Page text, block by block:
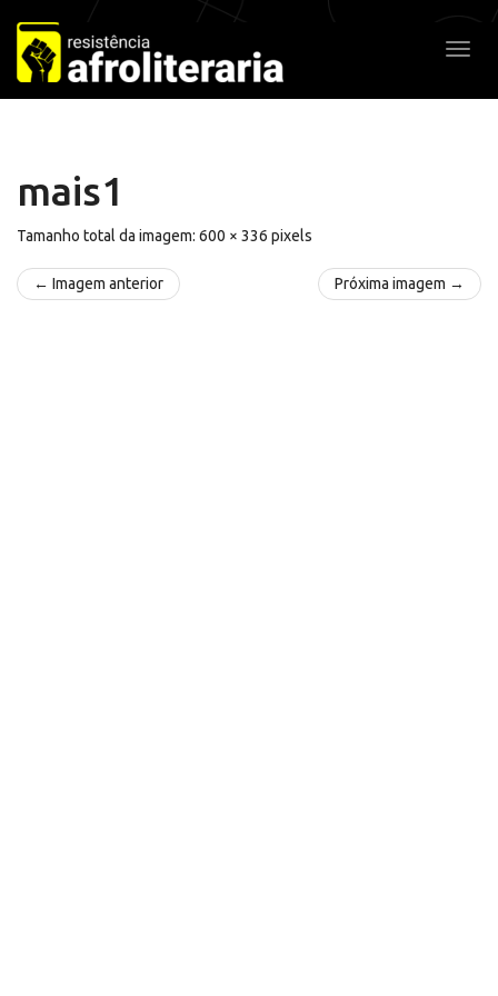
Pular
para
o
conteúdo
mais1
Tamanho total da imagem: 600 × 336 pixels
← Imagem anterior Próxima imagem →